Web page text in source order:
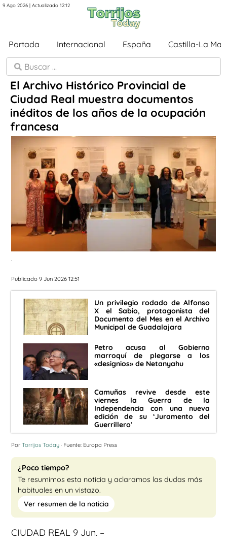
9 Ago 2026 | Actualizado 12:12
Portada Internacional España Castilla-La
El Archivo Histórico Provincial de
Ciudad Real muestra documentos
inéditos de los años de la ocupación
francesa
.
Publicado 9 Jun 2026 12:51
Un privilegio rodado de Alfonso
X el Sabio, protagonista del
Documento del Mes en el Archivo
Municipal de Guadalajara
Petro acusa al Gobierno
marroquí de plegarse a los
«designios» de Netanyahu
Camuñas revive desde este
viernes la Guerra de la
Independencia con una nueva
edición de su ‘Juramento del
Guerrillero’
Por Torrijos Today · Fuente: Europa Press
¿Poco tiempo?
Te resumimos esta noticia y aclaramos las dudas más
habituales en un vistazo.
Ver resumen de la noticia
CIUDAD REAL 9 Jun. –